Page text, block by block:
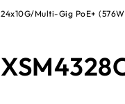
24x10G/Multi-Gig PoE+